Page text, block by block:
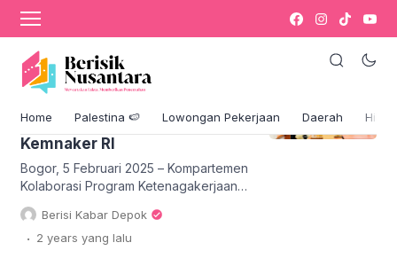
Home Palestina 🍉 Lowongan Pekerjaan Daerah
Kemenaker
Kompartemen Kolaborasi
Program Ketenagakerjaan
Menjelang MoU dengan
Kemnaker RI
Bogor, 5 Februari 2025 – Kompartemen
Kolaborasi Program Ketenagakerjaan
yang beranggotakan berbagai
Lembaga Amil Zakat Nasional (LAZNAS)
dan Lembaga Amil Zakat (LAZ)
Berisi Kabar Depok
. 2 years yang lalu